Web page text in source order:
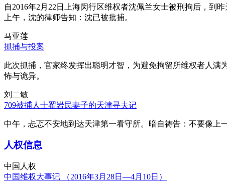
自2016年2月22日上海闵行区维权者沈佩兰女士被刑拘后，到
上午，沈的律师告知：沈已被批捕。
马亚莲
抓捕与投案
此次抓捕，官家终发挥出聪明才智，为避免拘留所维权者人
怖与诡异。
刘二敏
709被捕人士翟岩民妻子的天津寻夫记
中午，忐忑不安地到达天津第一看守所。暗自祷告：不要像上
人权信息
中国人权
中国维权大事记 （2016年3月28日—4月10日）